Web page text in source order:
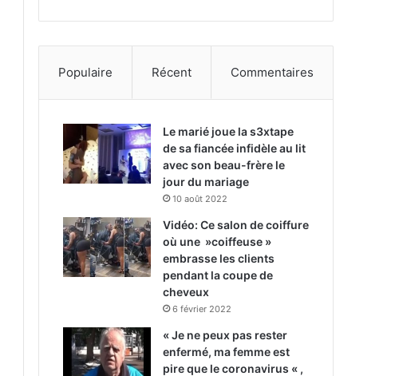
Populaire Récent Commentaires
Le marié joue la s3xtape
de sa fiancée infidèle au lit
avec son beau-frère le
jour du mariage
10 août 2022
Vidéo: Ce salon de coiffure
où une »coiffeuse »
embrasse les clients
pendant la coupe de
cheveux
6 février 2022
« Je ne peux pas rester
enfermé, ma femme est
pire que le coronavirus « ,